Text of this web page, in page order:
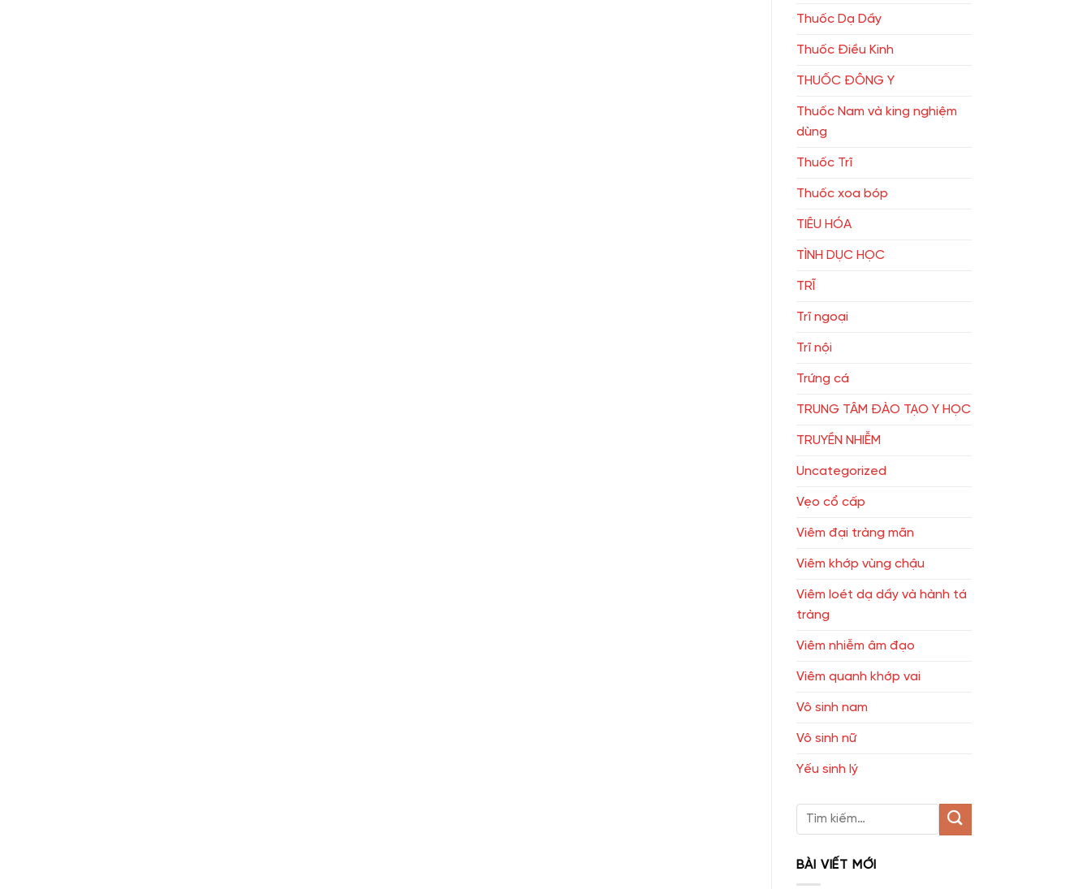
Thuốc Dạ Dầy
Thuốc Điều Kinh
THUỐC ĐÔNG Y
Thuốc Nam và king nghiệm
dùng
Thuốc Trĩ
Thuốc xoa bóp
TIÊU HÓA
TÌNH DỤC HỌC
TRĨ
Trĩ ngoại
Trĩ nội
Trứng cá
TRUNG TÂM ĐÀO TẠO Y HỌC
TRUYỀN NHIỄM
Uncategorized
Vẹo cổ cấp
Viêm đại tràng mãn
Viêm khớp vùng chậu
Viêm loét dạ dầy và hành tá
tràng
Viêm nhiễm âm đạo
Viêm quanh khớp vai
Vô sinh nam
Vô sinh nữ
Yếu sinh lý
BÀI VIẾT MỚI